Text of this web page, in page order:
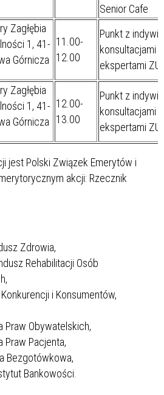
Senior Cafe
Zagłębia
1, 41-
Górnicza
11.00-
12.00
Punkt z
konsultacjami z
ekspertami
Zagłębia
1, 41-
Górnicza
12.00-
13.00
Punkt z
konsultacjami z
ekspertami
jest Polski Związek Emerytów i
akcji: Rzecznik
Zdrowia,
Rehabilitacji Osób
i Konsumentów,
Praw Obywatelskich,
Praw Pacjenta,
Bezgotówkowa,
Bankowości.